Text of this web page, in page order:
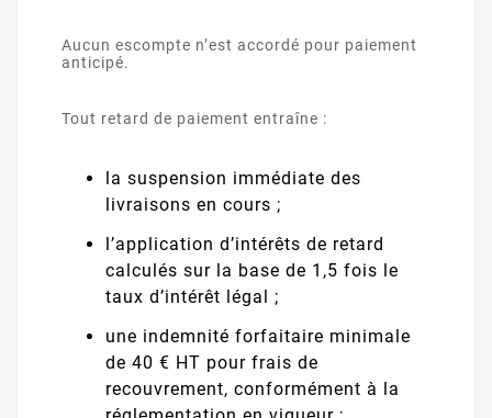
Aucun escompte n’est accordé pour paiement
anticipé.
Tout retard de paiement entraîne :
la suspension immédiate des
livraisons en cours ;
l’application d’intérêts de retard
calculés sur la base de 1,5 fois le
taux d’intérêt légal ;
une indemnité forfaitaire minimale
de 40 € HT pour frais de
recouvrement, conformément à la